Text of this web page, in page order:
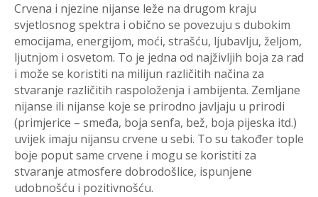
Crvena i njezine nijanse leže na drugom kraju
svjetlosnog spektra i obično se povezuju s dubokim
emocijama, energijom, moći, strašću, ljubavlju, željom,
ljutnjom i osvetom. To je jedna od najživljih boja za rad
i može se koristiti na milijun različitih načina za
stvaranje različitih raspoloženja i ambijenta. Zemljane
nijanse ili nijanse koje se prirodno javljaju u prirodi
(primjerice – smeđa, boja senfa, bež, boja pijeska itd.)
uvijek imaju nijansu crvene u sebi. To su također tople
boje poput same crvene i mogu se koristiti za
stvaranje atmosfere dobrodošlice, ispunjene
udobnošću i pozitivnošću.